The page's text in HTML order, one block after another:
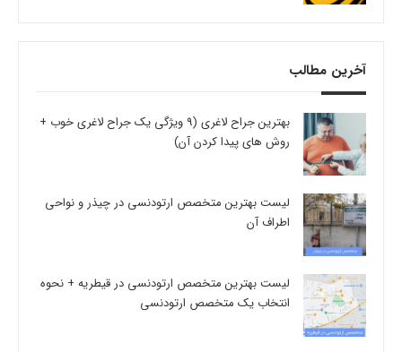
آخرین مطالب
بهترین جراح لاغری (9 ویژگی یک جراح لاغری خوب +
روش های پیدا کردن آن)
لیست بهترین متخصص ارتودنسی در چیذر و نواحی
اطراف آن
لیست بهترین متخصص ارتودنسی در قیطریه + نحوه
انتخاب یک متخصص ارتودنسی